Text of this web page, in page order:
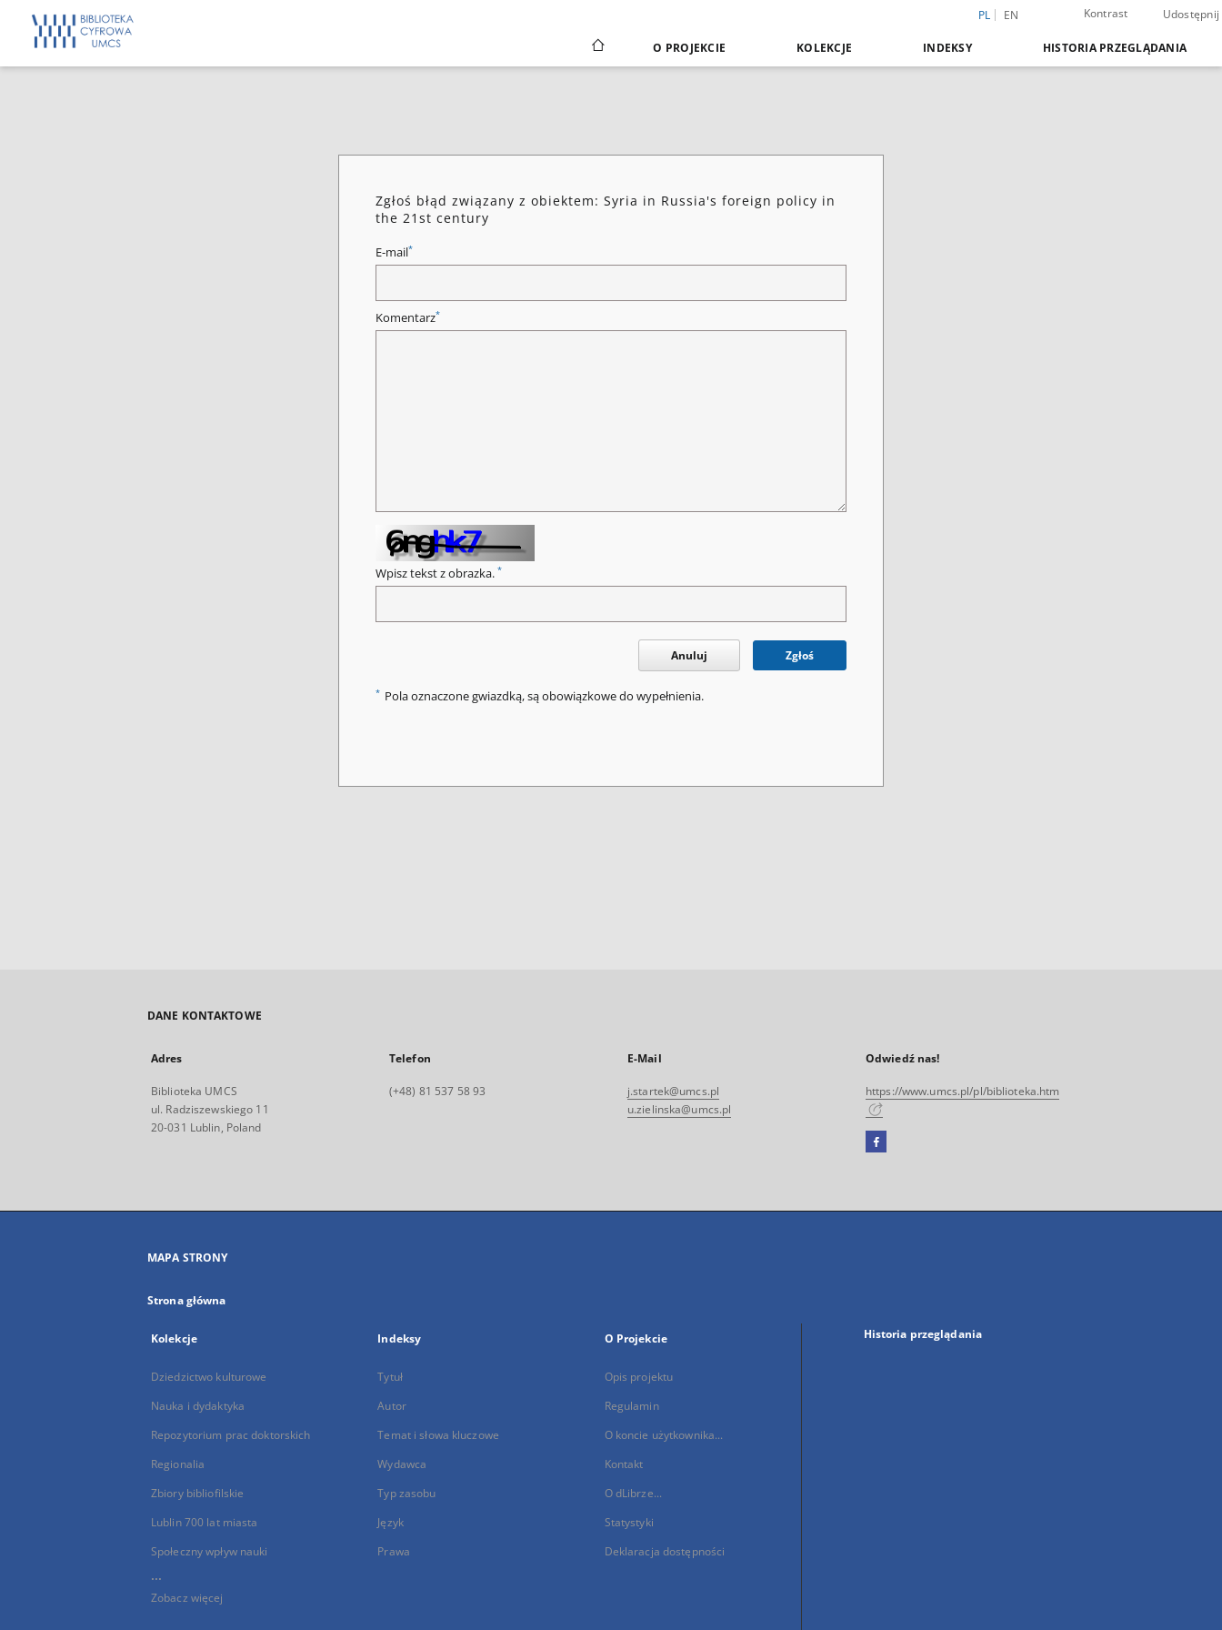
PL EN Kontrast Udostępnij
O PROJEKCIE KOLEKCJE INDEKSY HISTORIA PRZEGLĄDANIA
Zgłoś błąd związany z obiektem: Syria in Russia's foreign policy in
the 21st century
E-mail*
Komentarz*
Wpisz tekst z obrazka. *
Anuluj Zgłoś
* Pola oznaczone gwiazdką, są obowiązkowe do wypełnienia.
DANE KONTAKTOWE
Adres
Biblioteka UMCS
ul. Radziszewskiego 11
20-031 Lublin, Poland
Telefon
(+48) 81 537 58 93
E-Mail
j.startek@umcs.pl
u.zielinska@umcs.pl
Odwiedź nas!
https://www.umcs.pl/pl/biblioteka.htm
Facebook
się
MAPA STRONY
Strona główna
Kolekcje
Dziedzictwo kulturowe
Nauka i dydaktyka
Repozytorium prac doktorskich
Regionalia
Zbiory bibliofilskie
Lublin 700 lat miasta
Społeczny wpływ nauki
...
Zobacz więcej
Indeksy
Tytuł
Autor
Temat i słowa kluczowe
Wydawca
Typ zasobu
Język
Prawa
O Projekcie
Opis projektu
Regulamin
O koncie użytkownika...
Kontakt
O dLibrze...
Statystyki
Deklaracja dostępności
Historia przeglądania